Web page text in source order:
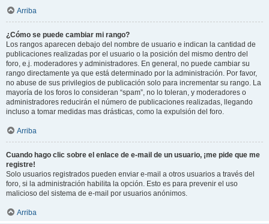
Arriba
¿Cómo se puede cambiar mi rango?
Los rangos aparecen debajo del nombre de usuario e indican la cantidad de
publicaciones realizadas por el usuario o la posición del mismo dentro del
foro, e.j. moderadores y administradores. En general, no puede cambiar su
rango directamente ya que está determinado por la administración. Por favor,
no abuse de sus privilegios de publicación solo para incrementar su rango. La
mayoría de los foros lo consideran “spam”, no lo toleran, y moderadores o
administradores reducirán el número de publicaciones realizadas, llegando
incluso a tomar medidas mas drásticas, como la expulsión del foro.
Arriba
Cuando hago clic sobre el enlace de e-mail de un usuario, ¡me pide que me
registre!
Solo usuarios registrados pueden enviar e-mail a otros usuarios a través del
foro, si la administración habilita la opción. Esto es para prevenir el uso
malicioso del sistema de e-mail por usuarios anónimos.
Arriba